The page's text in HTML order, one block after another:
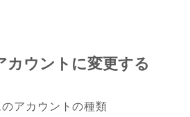
カウントに変更する
アカウントの種類